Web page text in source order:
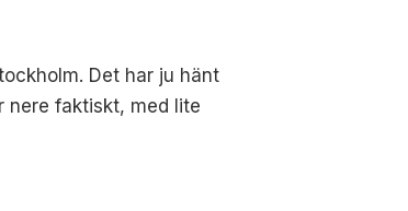
Det har ju hänt
nere faktiskt, med lite